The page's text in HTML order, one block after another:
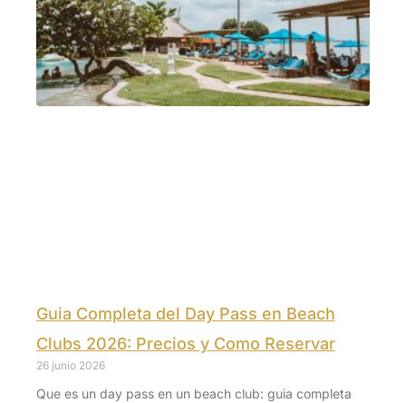
Guia Completa del Day Pass en Beach
Clubs 2026: Precios y Como Reservar
26 junio 2026
Que es un day pass en un beach club: guia completa